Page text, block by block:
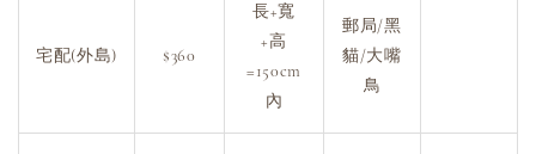
宅配(外島) $360
長+寬
+高
=150cm
內
郵局/黑
貓/大嘴
鳥